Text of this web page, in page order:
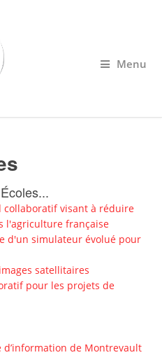
Menu
visant à réduire
l'agriculture française
d'un simulateur évolué pour
satellitaires
pour les projets de
de Montrevault